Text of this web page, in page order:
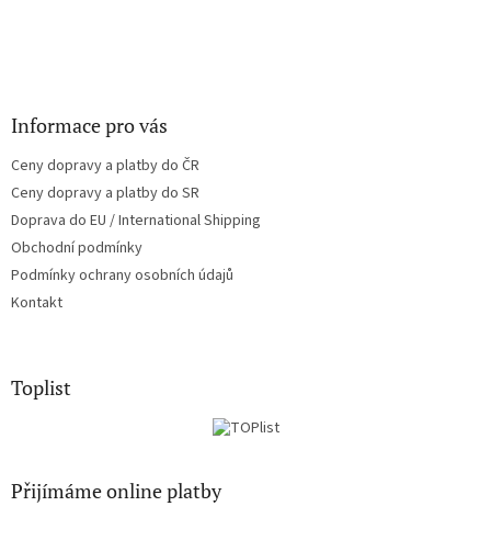
Informace pro vás
Ceny dopravy a platby do ČR
Ceny dopravy a platby do SR
Doprava do EU / International Shipping
Obchodní podmínky
Podmínky ochrany osobních údajů
Kontakt
Toplist
Přijímáme online platby